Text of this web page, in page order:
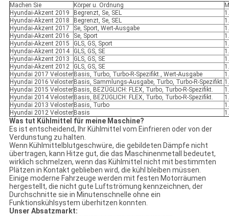
Machen Sie Körper u. Ordnung
Hyundai-Akzent 2019
Begrenzt, Se, SEL
Hyundai-Akzent 2018
Begrenzt, Se, SEL
Hyundai-Akzent 2017
Se, Sport, Wert-Ausgabe
Hyundai-Akzent 2016
Se, Sport
Hyundai-Akzent 2015
GLS, GS, Sport
Hyundai-Akzent 2014
GLS, GS, SE
Hyundai-Akzent 2013
GLS, GS, SE
Hyundai-Akzent 2012
GLS, GS, SE
Hyundai 2017 Veloster Basis, Turbo, Turbo-R-Spezifikt., Wert-Ausgabe
Hyundai 2016 Veloster Basis, Sammlungs-Ausgabe, Turbo, Turbo-R-Spezifikt.
Hyundai 2015 Veloster Basis, BEZÜGLICH: FLEX, Turbo, Turbo-R-Spezifikt.
Hyundai 2014 Veloster Basis, BEZÜGLICH: FLEX, Turbo, Turbo-R-Spezifikt.
Hyundai 2013 Veloster Basis, Turbo
Hyundai 2012 Veloster Basis
Was tut Kühlmittel für meine Maschine?
Es ist entscheidend, Ihr Kühlmittel vom Einfrieren oder von der
Verdunstung zu halten.
Wenn Kühlmittelblutgeschwüre, die gebildeten Dämpfe nicht
übertragen, kann Hitze gut, die das Maschinenmetall bedeutet,
wirklich schmelzen, wenn das Kühlmittel nicht mit bestimmten
Plätzen in Kontakt geblieben wird, die kühl bleiben müssen.
Einige moderne Fahrzeuge werden mit festen Motorräumen
hergestellt, die nicht gute Luftströmung kennzeichnen, der
Durchschnitte sie in Minutenschnelle ohne ein
Funktionskühlsystem überhitzen konnten.
Unser Absatzmarkt: